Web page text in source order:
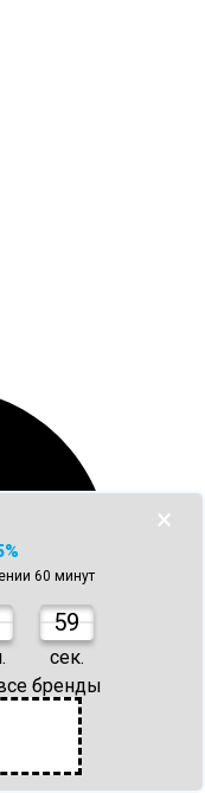
60 минут
59
сек.
бренды
×